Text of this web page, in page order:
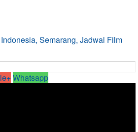
Semarang, Jadwal Film
Whatsapp